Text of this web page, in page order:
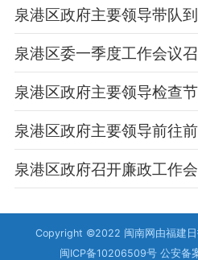
泉港区委一季度工作会议
泉港区政府召开廉政工作
Copyright ©2022 闽南网由福建
闽ICP备10206509号 公安